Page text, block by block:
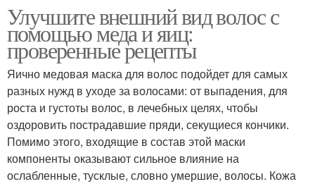
Улучшите внешний вид волос с
помощью меда и яиц:
проверенные рецепты
Яично медовая маска для волос подойдет для самых
разных нужд в уходе за волосами: от выпадения, для
роста и густоты волос, в лечебных целях, чтобы
оздоровить пострадавшие пряди, секущиеся кончики.
Помимо этого, входящие в состав этой маски
компоненты оказывают сильное влияние на
ослабленные, тусклые, словно умершие, волосы. Кожа